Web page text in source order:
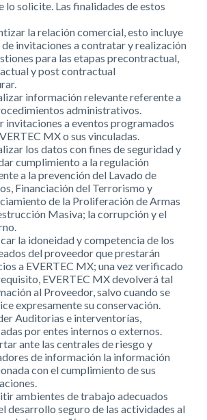
lo solicite. Las finalidades de estos
la relación comercial, esto incluye
de invitaciones a contratar y realización
para las etapas precontractual,
y post contractual
información relevante referente a
administrativos.
invitaciones a eventos programados
MX o sus vinculadas.
los datos con fines de seguridad y
cumplimiento a la regulación
a la prevención del Lavado de
Financiación del Terrorismo y
de la Proliferación de Armas
Masiva; la corrupción y el
la idoneidad y competencia de los
del proveedor que prestarán
a EVERTEC MX; una vez verificado
EVERTEC MX devolverá tal
al Proveedor, salvo cuando se
expresamente su conservación.
Auditorias e interventorías,
por entes internos o externos.
ante las centrales de riesgo y
de información la información
con el cumplimiento de sus
ambientes de trabajo adecuados
desarrollo seguro de las actividades al